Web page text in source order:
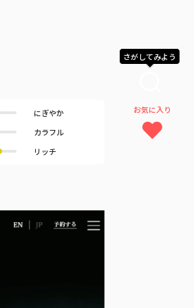
さがしてみよう
お気に入り
にぎやか
カラフル
リッチ